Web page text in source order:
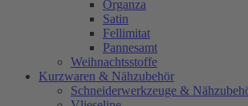
Organza
Satin
Fellimitat
Pannesamt
Weihnachtsstoffe
Kurzwaren & Nähzubehör
Schneiderwerkzeuge &